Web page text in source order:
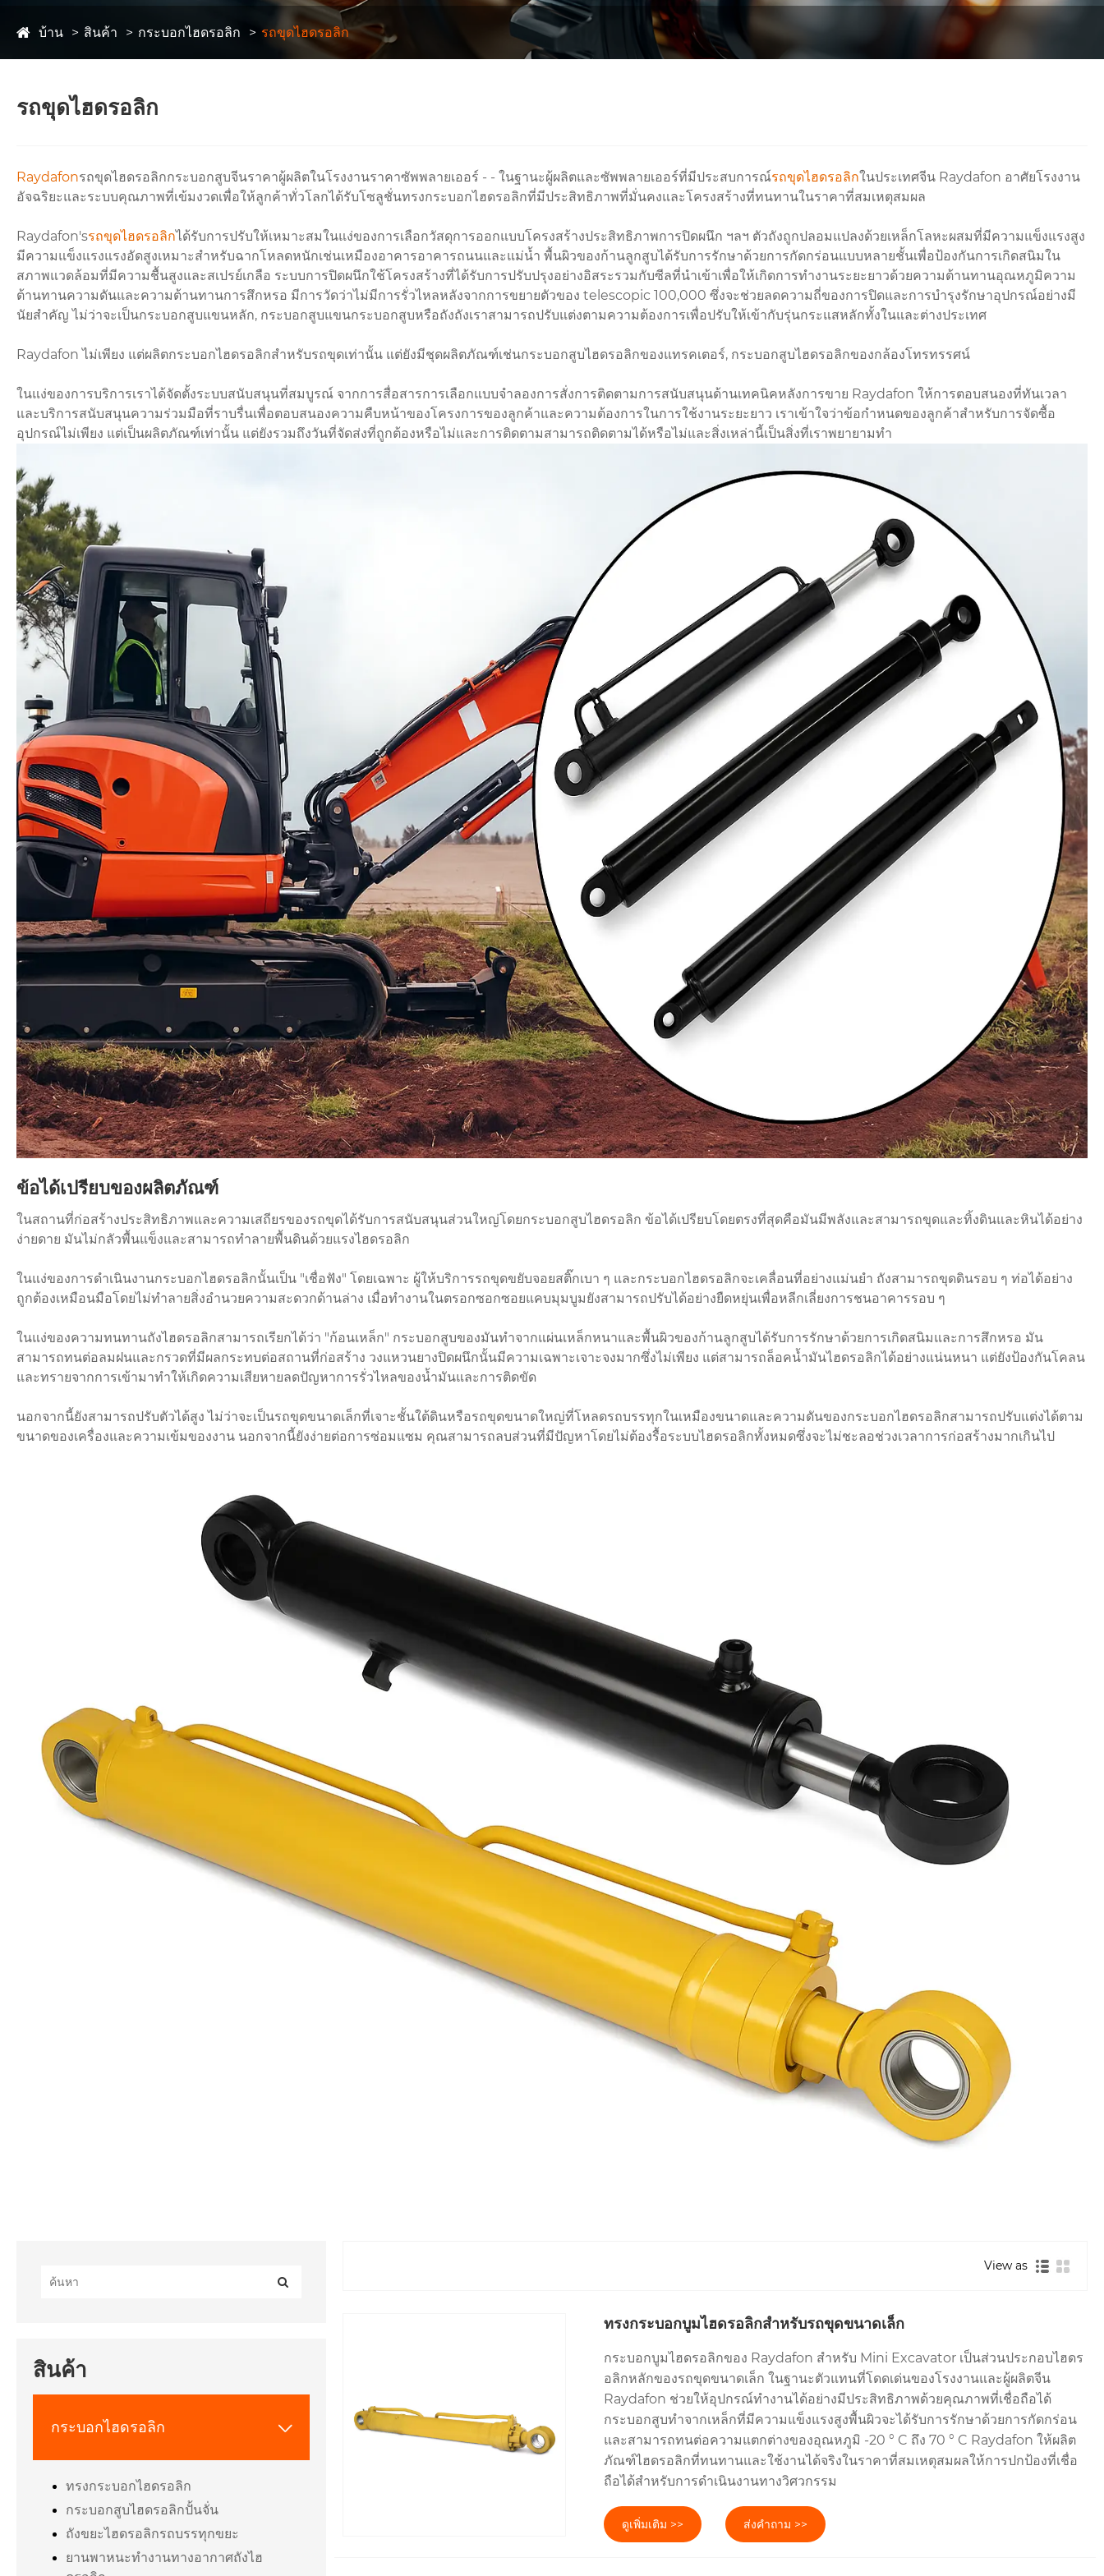
บ้าน สินค้า กระบอกไฮดรอลิก รถขุดไฮดรอลิก
รถขุดไฮดรอลิก
Raydafonรถขุดไฮดรอลิกกระบอกสูบจีนราคาผู้ผลิตในโรงงานราคาซัพพลายเออร์ - - ในฐานะผู้ผลิตและซัพพลายเออร์ที่มีประสบการณ์รถขุดไฮดรอลิกในประเทศจีน Raydafon อาศัยโรงงาน
อัจฉริยะและระบบคุณภาพที่เข้มงวดเพื่อให้ลูกค้าทั่วโลกได้รับโซลูชั่นทรงกระบอกไฮดรอลิกที่มีประสิทธิภาพที่มั่นคงและโครงสร้างที่ทนทานในราคาที่สมเหตุสมผล
Raydafon'sรถขุดไฮดรอลิกได้รับการปรับให้เหมาะสมในแง่ของการเลือกวัสดุการออกแบบโครงสร้างประสิทธิภาพการปิดผนึก ฯลฯ ตัวถังถูกปลอมแปลงด้วยเหล็กโลหะผสมที่มีความแข็งแรงสูง
มีความแข็งแรงแรงอัดสูงเหมาะสำหรับฉากโหลดหนักเช่นเหมืองอาคารอาคารถนนและแม่น้ำ พื้นผิวของก้านลูกสูบได้รับการรักษาด้วยการกัดกร่อนแบบหลายชั้นเพื่อป้องกันการเกิดสนิมใน
สภาพแวดล้อมที่มีความชื้นสูงและสเปรย์เกลือ ระบบการปิดผนึกใช้โครงสร้างที่ได้รับการปรับปรุงอย่างอิสระรวมกับซีลที่นำเข้าเพื่อให้เกิดการทำงานระยะยาวด้วยความต้านทานอุณหภูมิความ
ต้านทานความดันและความต้านทานการสึกหรอ มีการวัดว่าไม่มีการรั่วไหลหลังจากการขยายตัวของ telescopic 100,000 ซึ่งจะช่วยลดความถี่ของการปิดและการบำรุงรักษาอุปกรณ์อย่างมี
นัยสำคัญ ไม่ว่าจะเป็นกระบอกสูบแขนหลัก, กระบอกสูบแขนกระบอกสูบหรือถังถังเราสามารถปรับแต่งตามความต้องการเพื่อปรับให้เข้ากับรุ่นกระแสหลักทั้งในและต่างประเทศ
Raydafon ไม่เพียง แต่ผลิตกระบอกไฮดรอลิกสำหรับรถขุดเท่านั้น แต่ยังมีชุดผลิตภัณฑ์เช่นกระบอกสูบไฮดรอลิกของแทรคเตอร์, กระบอกสูบไฮดรอลิกของกล้องโทรทรรศน์
ในแง่ของการบริการเราได้จัดตั้งระบบสนับสนุนที่สมบูรณ์ จากการสื่อสารการเลือกแบบจำลองการสั่งการติดตามการสนับสนุนด้านเทคนิคหลังการขาย Raydafon ให้การตอบสนองที่ทันเวลา
และบริการสนับสนุนความร่วมมือที่ราบรื่นเพื่อตอบสนองความคืบหน้าของโครงการของลูกค้าและความต้องการในการใช้งานระยะยาว เราเข้าใจว่าข้อกำหนดของลูกค้าสำหรับการจัดซื้อ
อุปกรณ์ไม่เพียง แต่เป็นผลิตภัณฑ์เท่านั้น แต่ยังรวมถึงวันที่จัดส่งที่ถูกต้องหรือไม่และการติดตามสามารถติดตามได้หรือไม่และสิ่งเหล่านี้เป็นสิ่งที่เราพยายามทำ
ข้อได้เปรียบของผลิตภัณฑ์
ในสถานที่ก่อสร้างประสิทธิภาพและความเสถียรของรถขุดได้รับการสนับสนุนส่วนใหญ่โดยกระบอกสูบไฮดรอลิก ข้อได้เปรียบโดยตรงที่สุดคือมันมีพลังและสามารถขุดและทิ้งดินและหินได้อย่าง
ง่ายดาย มันไม่กลัวพื้นแข็งและสามารถทำลายพื้นดินด้วยแรงไฮดรอลิก
ในแง่ของการดำเนินงานกระบอกไฮดรอลิกนั้นเป็น "เชื่อฟัง" โดยเฉพาะ ผู้ให้บริการรถขุดขยับจอยสติ๊กเบา ๆ และกระบอกไฮดรอลิกจะเคลื่อนที่อย่างแม่นยำ ถังสามารถขุดดินรอบ ๆ ท่อได้อย่าง
ถูกต้องเหมือนมือโดยไม่ทำลายสิ่งอำนวยความสะดวกด้านล่าง เมื่อทำงานในตรอกซอกซอยแคบมุมบูมยังสามารถปรับได้อย่างยืดหยุ่นเพื่อหลีกเลี่ยงการชนอาคารรอบ ๆ
ในแง่ของความทนทานถังไฮดรอลิกสามารถเรียกได้ว่า "ก้อนเหล็ก" กระบอกสูบของมันทำจากแผ่นเหล็กหนาและพื้นผิวของก้านลูกสูบได้รับการรักษาด้วยการเกิดสนิมและการสึกหรอ มัน
สามารถทนต่อลมฝนและกรวดที่มีผลกระทบต่อสถานที่ก่อสร้าง วงแหวนยางปิดผนึกนั้นมีความเฉพาะเจาะจงมากซึ่งไม่เพียง แต่สามารถล็อคน้ำมันไฮดรอลิกได้อย่างแน่นหนา แต่ยังป้องกันโคลน
และทรายจากการเข้ามาทำให้เกิดความเสียหายลดปัญหาการรั่วไหลของน้ำมันและการติดขัด
นอกจากนี้ยังสามารถปรับตัวได้สูง ไม่ว่าจะเป็นรถขุดขนาดเล็กที่เจาะชั้นใต้ดินหรือรถขุดขนาดใหญ่ที่โหลดรถบรรทุกในเหมืองขนาดและความดันของกระบอกไฮดรอลิกสามารถปรับแต่งได้ตาม
ขนาดของเครื่องและความเข้มของงาน นอกจากนี้ยังง่ายต่อการซ่อมแซม คุณสามารถลบส่วนที่มีปัญหาโดยไม่ต้องรื้อระบบไฮดรอลิกทั้งหมดซึ่งจะไม่ชะลอช่วงเวลาการก่อสร้างมากเกินไป
สินค้า
กระบอกไฮดรอลิก 
ทรงกระบอกไฮดรอลิก
กระบอกสูบไฮดรอลิกปั้นจั่น
ถังขยะไฮดรอลิกรถบรรทุกขยะ
ยานพาหนะทำงานทางอากาศถังไฮ
View as
ทรงกระบอกบูมไฮดรอลิกสำหรับรถขุดขนาดเล็ก
กระบอกบูมไฮดรอลิกของ Raydafon สำหรับ Mini Excavator เป็นส่วนประกอบไฮดร
อลิกหลักของรถขุดขนาดเล็ก ในฐานะตัวแทนที่โดดเด่นของโรงงานและผู้ผลิตจีน
Raydafon ช่วยให้อุปกรณ์ทำงานได้อย่างมีประสิทธิภาพด้วยคุณภาพที่เชื่อถือได้
กระบอกสูบทำจากเหล็กที่มีความแข็งแรงสูงพื้นผิวจะได้รับการรักษาด้วยการกัดกร่อน
และสามารถทนต่อความแตกต่างของอุณหภูมิ -20 ° C ถึง 70 ° C Raydafon ให้ผลิต
ภัณฑ์ไฮดรอลิกที่ทนทานและใช้งานได้จริงในราคาที่สมเหตุสมผลให้การปกป้องที่เชื่อ
ถือได้สำหรับการดำเนินงานทางวิศวกรรม
ดูเพิ่มเติม >> ส่งคำถาม >>